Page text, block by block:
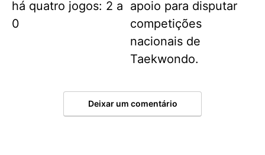
há quatro jogos: 2 a
0
apoio para disputar
competições
nacionais de
Taekwondo.
Deixar um comentário